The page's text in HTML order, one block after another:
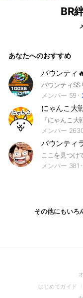
BR
あなたへのおすすめ
バウンティ
バウンティSS
メンバー 59
にゃんこ大
メンバー
バウンティ
メンバー 381
その他にもいろ
はじめてガイド
in